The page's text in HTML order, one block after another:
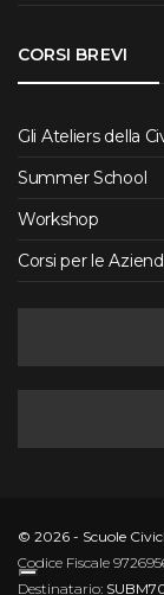
CORSI BREVI
Gli Ateliers della
Summer School
Workshop
Corsi per le
© 2026 - Scuole
Codice Fiscale
Destinatario: